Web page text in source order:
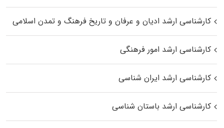
کارشناسی ارشد ادیان و عرفان و تاریخ فرهنگ و تمدن اسلامی
کارشناسی ارشد امور فرهنگی
کارشناسی ارشد ایران شناسی
کارشناسی ارشد باستان شناسی